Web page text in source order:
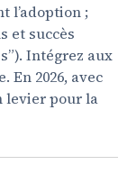
l’adoption ;
et succès
Intégrez aux
En 2026, avec
levier pour la